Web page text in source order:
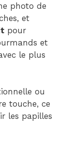
photo de
et
pour
et
le plus
ou
touche, ce
les papilles